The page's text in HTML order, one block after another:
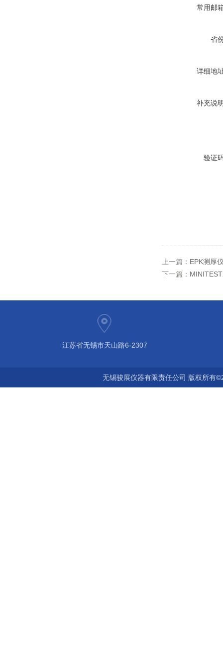
常用邮
省
详细地
补充说
验证
上一篇： EPK测厚
下一篇：
江苏省无锡市天山路6-2307
无锡骏展仪器有限责任公司 版权所有